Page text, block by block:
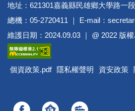
地址：621301嘉義縣民雄鄉大學路一
總機：05-2720411 ｜ E-mail：
維護日期：2024.09.03 ｜ @ 2022 版
個資政策.pdf 隱私權聲明 資安政策